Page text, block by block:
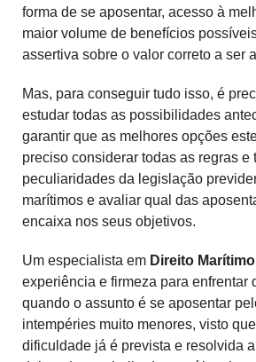
forma de se aposentar, acesso à
maior volume de benefícios
assertiva sobre o valor correto a ser
Mas, para conseguir tudo isso, é
estudar todas as possibilidades
garantir que as melhores opções
preciso considerar todas as regras e
peculiaridades da legislação
marítimos e avaliar qual das
encaixa nos seus objetivos.
Um especialista em Direito
experiência e firmeza para enfrentar
quando o assunto é se aposentar
intempéries muito menores, visto
dificuldade já é prevista e resolvida